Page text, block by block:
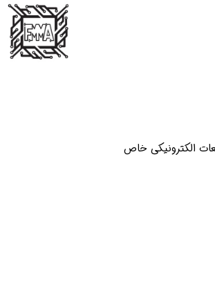
الکترونیکى خاص​​​​​​​